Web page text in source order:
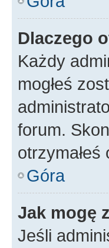
Dlaczego
Każdy
mogłeś
forum.
otrzymałeś
Góra
Jak mogę
Jeśli